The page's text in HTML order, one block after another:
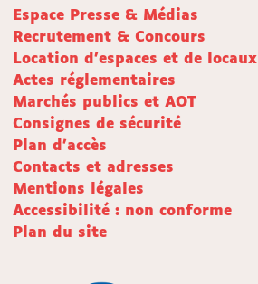
Espace Presse & Médias
Recrutement & Concours
Location d'espaces et de locaux
Actes réglementaires
Marchés publics et AOT
Consignes de sécurité
Plan d'accès
Contacts et adresses
Mentions légales
Accessibilité : non conforme
Plan du site